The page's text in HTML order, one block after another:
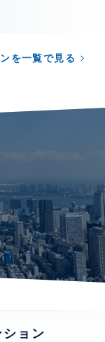
を一覧で見る
ョン